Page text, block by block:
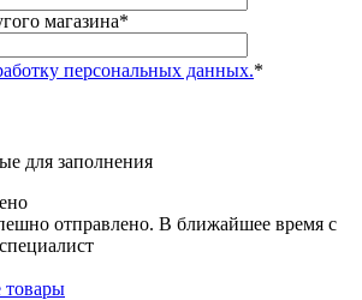
магазина*
персональных данных.*
для заполнения
отправлено. В ближайшее время с